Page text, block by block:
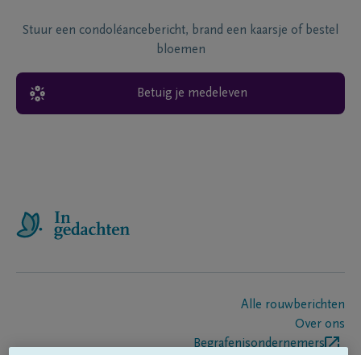
Stuur een condoléancebericht, brand een kaarsje of bestel
bloemen
Betuig je medeleven
Alle rouwberichten
Over ons
Begrafenisondernemers